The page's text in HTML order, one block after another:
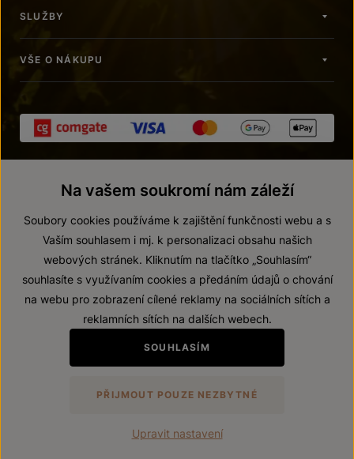
SLUŽBY
VŠE O NÁKUPU
© 2026 ZNOVÍN ZNOJMO, a. s.
Prohlášení o přístupnosti
Zákaz prodeje alkoholických nápojů osobám mladším 18 let.
VytvořilwebProgress
Na vašem soukromí nám záleží
Soubory cookies používáme k zajištění funkčnosti webu a s
Vaším souhlasem i mj. k personalizaci obsahu našich
webových stránek. Kliknutím na tlačítko „Souhlasím“
souhlasíte s využívaním cookies a předáním údajů o chování
na webu pro zobrazení cílené reklamy na sociálních sítích a
reklamních sítích na dalších webech.
SOUHLASÍM
PŘIJMOUT POUZE NEZBYTNÉ
Upravit nastavení